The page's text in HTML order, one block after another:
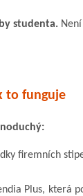
studenta.
to funguje
firemních
Plus, která